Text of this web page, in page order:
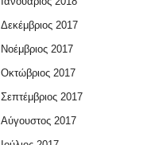
Δεκέμβριος 2017
Νοέμβριος 2017
Οκτώβριος 2017
Σεπτέμβριος 2017
Αύγουστος 2017